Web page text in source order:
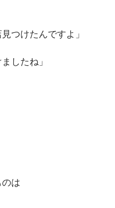
つけたんですよ」
したね」
のは